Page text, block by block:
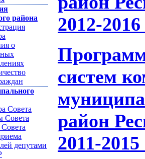
района
о
Совета
Совета
депутами
2012-
систем
район
2011-